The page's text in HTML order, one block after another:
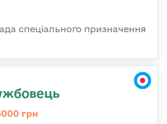
спеціального призначення
грн